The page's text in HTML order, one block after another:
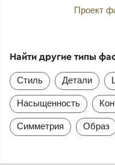
Проект
Найти другие типы
Стиль Детали
Насыщенность
Симметрия Образ